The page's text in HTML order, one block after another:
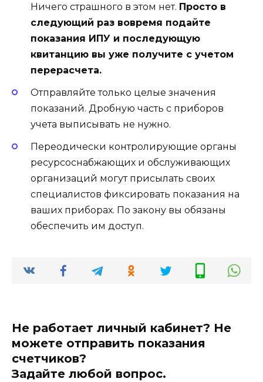
Ничего страшного в этом нет. Просто в
следующий раз вовремя подайте
показания ИПУ и последующую
квитанцию вы уже получите с учетом
перерасчета.
Отправляйте только целые значения
показаний. Дробную часть с приборов
учета выписывать не нужно.
Переодически контролирующие органы
ресурсоснабжающих и обслуживающих
организаций могут присылать своих
специалистов фиксировать показания на
ваших приборах. По закону вы обязаны
обеспечить им доступ.
Не работает личный кабинет? Не
можете отправить показания
счетчиков?
Задайте любой вопрос.